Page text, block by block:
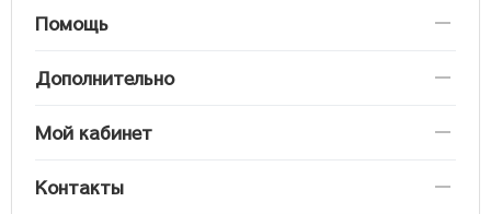
Помощь
Дополнительно
Мой кабинет
Контакты